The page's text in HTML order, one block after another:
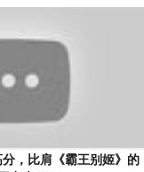
分，比肩《霸王别姬》的